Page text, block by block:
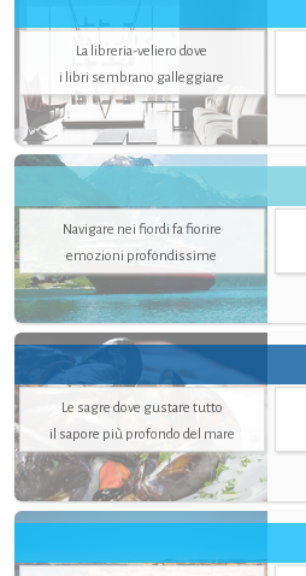
La libreria-veliero dove
i libri sembrano galleggiare
Navigare nei fiordi fa fiorire
emozioni profondissime
Le sagre dove gustare tutto
il sapore più profondo del mare